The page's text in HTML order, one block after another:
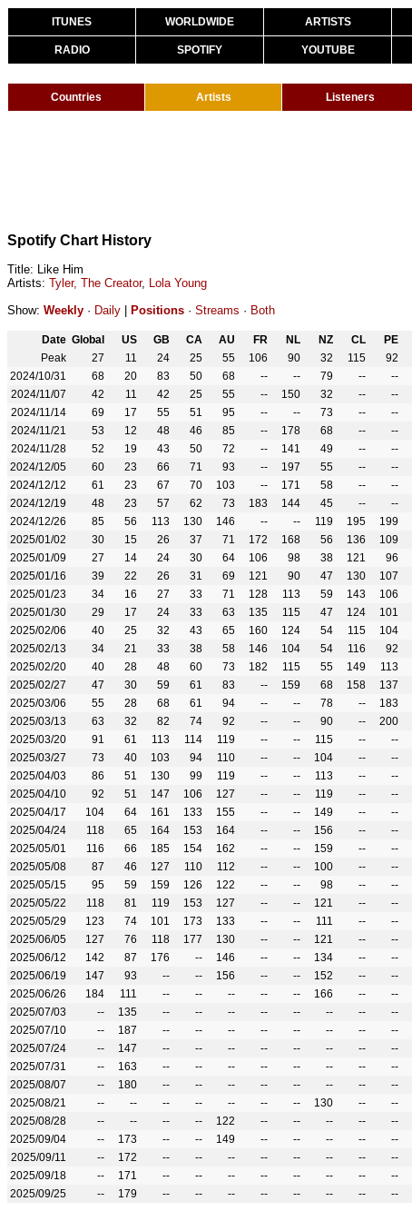
ITUNES WORLDWIDE ARTISTS
RADIO SPOTIFY YOUTUBE
Countries Artists Listeners
Spotify Chart History
Title: Like Him
Artists: Tyler, The Creator, Lola Young
Show: Weekly · Daily Positions · Streams · Both
Date Global US GB CA AU FR NL NZ CL PE
Peak
27 11 24 25 55 106 90 32 115 92
2024/10/31
68 20 83 50 68 -- -- 79 -- --
2024/11/07
42 11 42 25 55 -- 150 32 -- --
2024/11/14
69 17 55 51 95 -- -- 73 -- --
2024/11/21
53 12 48 46 85 -- 178 68 -- --
2024/11/28
52 19 43 50 72 -- 141 49 -- --
2024/12/05
60 23 66 71 93 -- 197 55 -- --
2024/12/12
61 23 67 70 103 -- 171 58 -- --
2024/12/19
48 23 57 62 73 183 144 45 -- --
2024/12/26
85 56 113 130 146 -- -- 119 195 199
2025/01/02
30 15 26 37 71 172 168 56 136 109
2025/01/09
27 14 24 30 64 106 98 38 121 96
2025/01/16
39 22 26 31 69 121 90 47 130 107
2025/01/23
34 16 27 33 71 128 113 59 143 106
2025/01/30
29 17 24 33 63 135 115 47 124 101
2025/02/06
40 25 32 43 65 160 124 54 115 104
2025/02/13
34 21 33 38 58 146 104 54 116 92
2025/02/20
40 28 48 60 73 182 115 55 149 113
2025/02/27
47 30 59 61 83 -- 159 68 158 137
2025/03/06
55 28 68 61 94 -- -- 78 -- 183
2025/03/13
63 32 82 74 92 -- -- 90 -- 200
2025/03/20
91 61 113 114 119 -- -- 115 -- --
2025/03/27
73 40 103 94 110 -- -- 104 -- --
2025/04/03
86 51 130 99 119 -- -- 113 -- --
2025/04/10
92 51 147 106 127 -- -- 119 -- --
2025/04/17
104 64 161 133 155 -- -- 149 -- --
2025/04/24
118 65 164 153 164 -- -- 156 -- --
2025/05/01
116 66 185 154 162 -- -- 159 -- --
2025/05/08
87 46 127 110 112 -- -- 100 -- --
2025/05/15
95 59 159 126 122 -- -- 98 -- --
2025/05/22
118 81 119 153 127 -- -- 121 -- --
2025/05/29
123 74 101 173 133 -- -- 111 -- --
2025/06/05
127 76 118 177 130 -- -- 121 -- --
2025/06/12
142 87 176 -- 146 -- -- 134 -- --
2025/06/19
147 93 -- -- 156 -- -- 152 -- --
2025/06/26
184 111 -- -- -- -- -- 166 -- --
2025/07/03
-- 135 -- -- -- -- -- -- -- --
2025/07/10
-- 187 -- -- -- -- -- -- -- --
2025/07/24
-- 147 -- -- -- -- -- -- -- --
2025/07/31
-- 163 -- -- -- -- -- -- -- --
2025/08/07
-- 180 -- -- -- -- -- -- -- --
2025/08/21
-- -- -- -- -- -- -- 130 -- --
2025/08/28
-- -- -- -- 122 -- -- -- -- --
2025/09/04
-- 173 -- -- 149 -- -- -- -- --
2025/09/11
-- 172 -- -- -- -- -- -- -- --
2025/09/18
-- 171 -- -- -- -- -- -- -- --
2025/09/25
-- 179 -- -- -- -- -- -- -- --